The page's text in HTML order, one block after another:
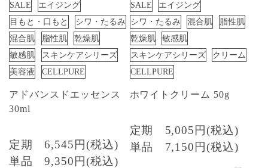
SALE
エイジング
目もと・口もと
シワ・たるみ
混合肌
脂性肌
乾燥肌
敏感肌
スキンケアシリーズ
美容液
CELLPURE
アドバンスドエッセンス
30ml
定期
6,545円(税込)
単品
9,350円(税込)
SALE
エイジング
シワ・たるみ
混合肌
脂性肌
乾燥肌
敏感肌
スキンケアシリーズ
クリーム
CELLPURE
ホワイトクリーム 50g
定期
5,005円(税込)
単品
7,150円(税込)